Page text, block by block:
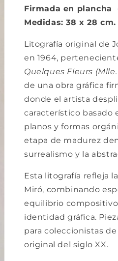
Firmada en plancha
Medidas: 38 x 28 cm.
Litografía original de
en 1964,
Quelques Fleurs
de una obra gráfica
donde el artista
característico basado
planos y formas
etapa de madurez
surrealismo y la
Esta litografía refleja
Miró, combinando
equilibrio
identidad gráfica.
para coleccionistas de
original del siglo XX.